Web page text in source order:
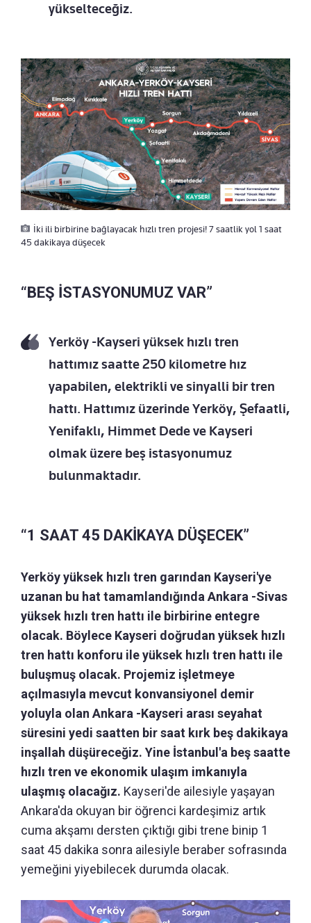
yükselteceğiz.
İki ili birbirine bağlayacak hızlı tren projesi! 7 saatlik yol 1 saat
45 dakikaya düşecek
“BEŞ İSTASYONUMUZ VAR”
Yerköy -Kayseri yüksek hızlı tren
hattımız saatte 250 kilometre hız
yapabilen, elektrikli ve sinyalli bir tren
hattı. Hattımız üzerinde Yerköy, Şefaatli,
Yenifaklı, Himmet Dede ve Kayseri
olmak üzere beş istasyonumuz
bulunmaktadır.
“1 SAAT 45 DAKİKAYA DÜŞECEK”
Yerköy yüksek hızlı tren garından Kayseri'ye
uzanan bu hat tamamlandığında Ankara -Sivas
yüksek hızlı tren hattı ile birbirine entegre
olacak. Böylece Kayseri doğrudan yüksek hızlı
tren hattı konforu ile yüksek hızlı tren hattı ile
buluşmuş olacak. Projemiz işletmeye
açılmasıyla mevcut konvansiyonel demir
yoluyla olan Ankara -Kayseri arası seyahat
süresini yedi saatten bir saat kırk beş dakikaya
inşallah düşüreceğiz. Yine İstanbul'a beş saatte
hızlı tren ve ekonomik ulaşım imkanıyla
ulaşmış olacağız. Kayseri'de ailesiyle yaşayan
Ankara'da okuyan bir öğrenci kardeşimiz artık
cuma akşamı dersten çıktığı gibi trene binip 1
saat 45 dakika sonra ailesiyle beraber sofrasında
yemeğini yiyebilecek durumda olacak.